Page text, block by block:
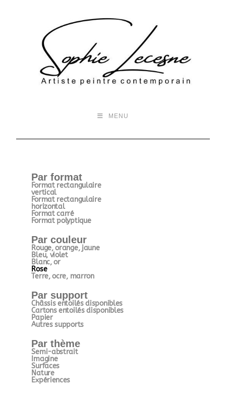
MENU
Par format
Format rectangulaire
vertical
Format rectangulaire
horizontal
Format carré
Format polyptique
Par couleur
Rouge, orange, jaune
Bleu, violet
Blanc, or
Rose
Terre, ocre, marron
Par support
Châssis entoilés disponibles
Cartons entoilés disponibles
Papier
Autres supports
Par thème
Semi-abstrait
Imagine
Surfaces
Nature
Expériences